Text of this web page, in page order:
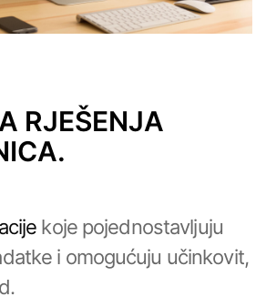
RJEŠENJA
koje pojednostavljuju
i omogućuju učinkovit,